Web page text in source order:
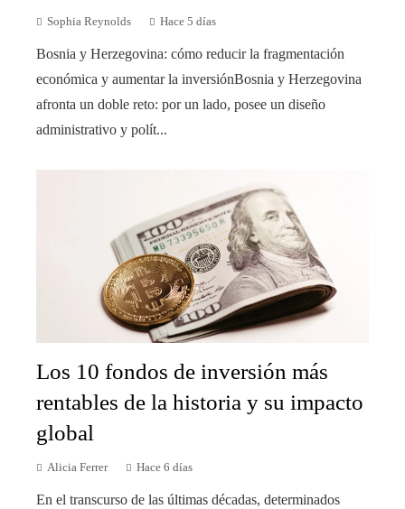
Sophia Reynolds Hace 5 días
Bosnia y Herzegovina: cómo reducir la fragmentación
económica y aumentar la inversiónBosnia y Herzegovina
afronta un doble reto: por un lado, posee un diseño
administrativo y polít...
Los 10 fondos de inversión más
rentables de la historia y su impacto
global
Alicia Ferrer Hace 6 días
En el transcurso de las últimas décadas, determinados